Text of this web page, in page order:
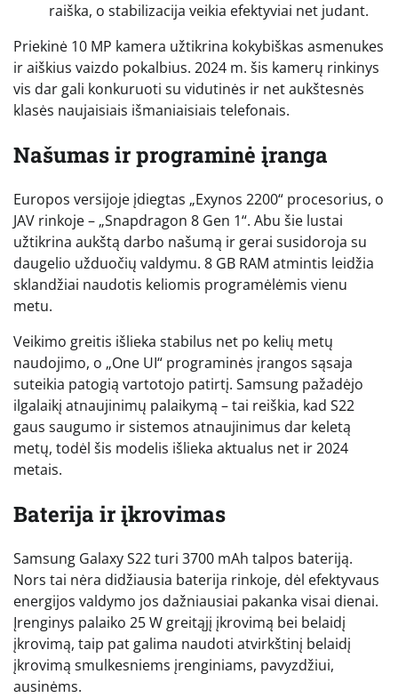
raiška, o stabilizacija veikia efektyviai net judant.
Priekinė 10 MP kamera užtikrina kokybiškas asmenukes
ir aiškius vaizdo pokalbius. 2024 m. šis kamerų rinkinys
vis dar gali konkuruoti su vidutinės ir net aukštesnės
klasės naujaisiais išmaniaisiais telefonais.
Našumas ir programinė įranga
Europos versijoje įdiegtas „Exynos 2200“ procesorius, o
JAV rinkoje – „Snapdragon 8 Gen 1“. Abu šie lustai
užtikrina aukštą darbo našumą ir gerai susidoroja su
daugelio užduočių valdymu. 8 GB RAM atmintis leidžia
sklandžiai naudotis keliomis programėlėmis vienu
metu.
Veikimo greitis išlieka stabilus net po kelių metų
naudojimo, o „One UI“ programinės įrangos sąsaja
suteikia patogią vartotojo patirtį. Samsung pažadėjo
ilgalaikį atnaujinimų palaikymą – tai reiškia, kad S22
gaus saugumo ir sistemos atnaujinimus dar keletą
metų, todėl šis modelis išlieka aktualus net ir 2024
metais.
Baterija ir įkrovimas
Samsung Galaxy S22 turi 3700 mAh talpos bateriją.
Nors tai nėra didžiausia baterija rinkoje, dėl efektyvaus
energijos valdymo jos dažniausiai pakanka visai dienai.
Įrenginys palaiko 25 W greitąjį įkrovimą bei belaidį
įkrovimą, taip pat galima naudoti atvirkštinį belaidį
įkrovimą smulkesniems įrenginiams, pavyzdžiui,
ausinėms.